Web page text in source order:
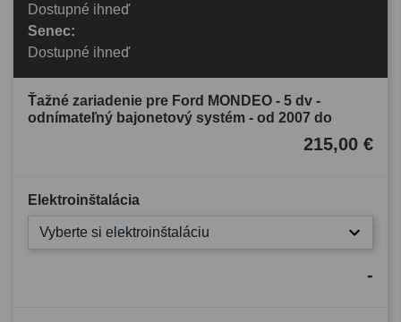
Dostupné ihneď
Senec:
Dostupné ihneď
Ťažné zariadenie pre Ford MONDEO - 5 dv -
odnímateľný bajonetový systém - od 2007 do
215,00 €
Elektroinštalácia
Vyberte si elektroinštaláciu
-